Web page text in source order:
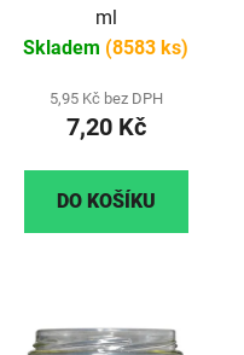
ml
Skladem (8583 ks)
5,95 Kč bez DPH
7,20 Kč
DO KOŠÍKU